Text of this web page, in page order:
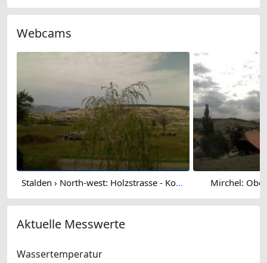
Webcams
Stalden › North-west: Holzstrasse - Konolfingen Mirchel:
Aktuelle Messwerte
Wassertemperatur